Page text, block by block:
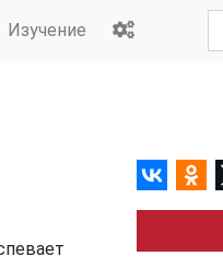
Изучение